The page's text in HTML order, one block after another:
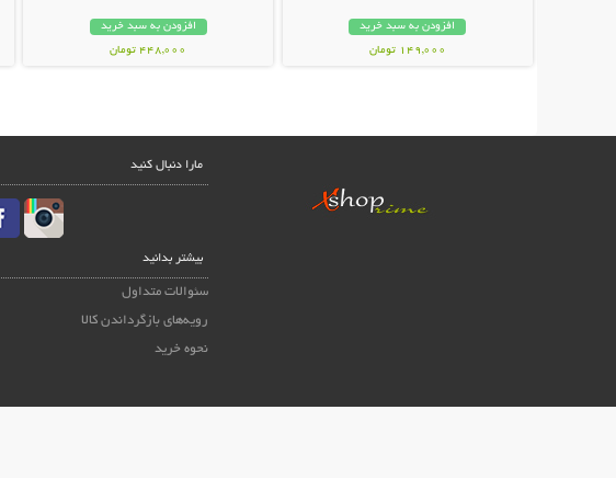
افزودن به سبد خرید
149,000 تومان
افزودن به سبد خرید
448,000 تومان
مارا دنبال کنید
بیشتر بدانید
سئوالات متداول
رویه‌های بازگرداندن کالا
نحوه خرید